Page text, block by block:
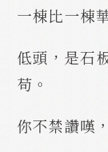
一棟比一棟
低頭，是石
苟。
你不禁讚嘆